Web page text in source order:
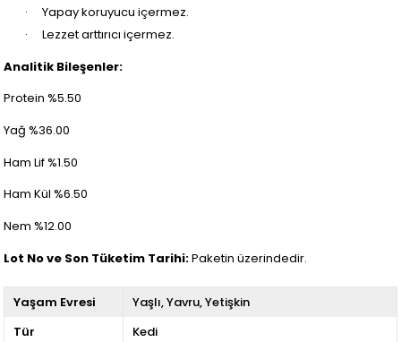
·
Yapay koruyucu içermez.
·
Lezzet arttırıcı içermez.
Analitik Bileşenler:
Protein %5.50
Yağ %36.00
Ham Lif %1.50
Ham Kül %6.50
Nem %12.00
Lot No ve Son Tüketim Tarihi:Paketin üzerindedir.
Yaşam Evresi Yaşlı Yavru Yetişkin
Tür
Kedi